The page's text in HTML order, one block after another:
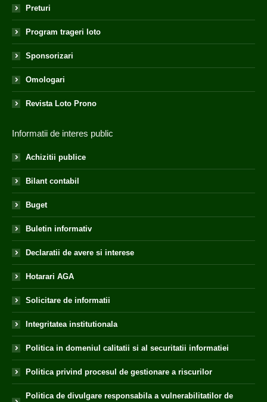
Preturi
Program trageri loto
Sponsorizari
Omologari
Revista Loto Prono
Informatii de interes public
Achizitii publice
Bilant contabil
Buget
Buletin informativ
Declaratii de avere si interese
Hotarari AGA
Solicitare de informatii
Integritatea institutionala
Politica in domeniul calitatii si al securitatii informatiei
Politica privind procesul de gestionare a riscurilor
Politica de divulgare responsabila a vulnerabilitatilor de